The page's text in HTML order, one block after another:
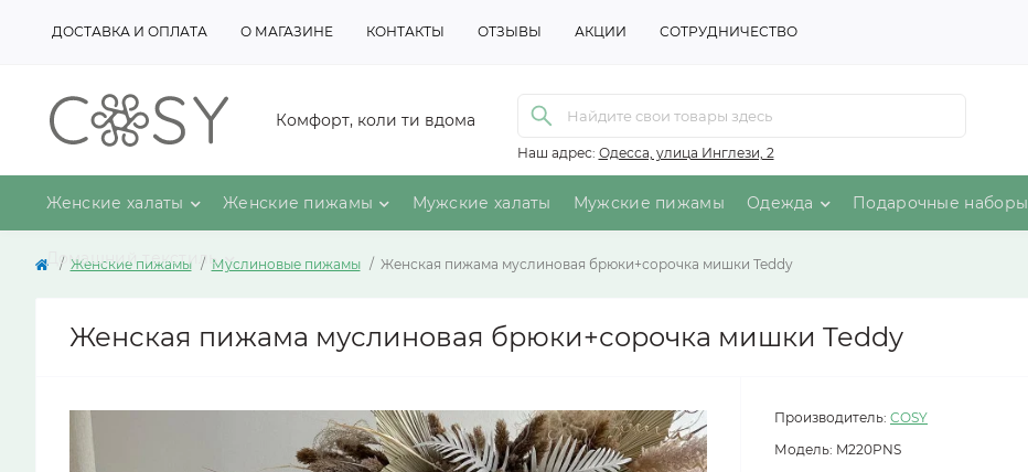
ДОСТАВКА И ОПЛАТА О МАГАЗИНЕ КОНТАКТЫ ОТЗЫВЫ АКЦИИ СОТРУДНИЧЕСТВО
Комфорт, коли ти вдома
Наш адрес: Одесса, улица Инглези, 2
Женские халаты Женские пижамы Мужские халаты Мужские пижамы Одежда Подарочные наборы
Домашний текстиль
Женские пижамы Муслиновые пижамы Женская пижама муслиновая брюки+сорочка мишки Teddy
Женская пижама муслиновая брюки+сорочка мишки Teddy
Производитель: COSY
Модель: M220PNS